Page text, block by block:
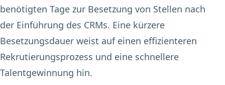
benötigten Tage zur Besetzung von Stellen nach
der Einführung des CRMs. Eine kürzere
Besetzungsdauer weist auf einen effizienteren
Rekrutierungsprozess und eine schnellere
Talentgewinnung hin.